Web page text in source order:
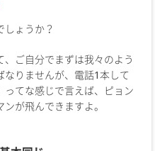
ょうか？
、ご自分でまずは我々のよう
りませんが、電話1本して
ってな感じで言えば、ピョン
が飛んできますよ。